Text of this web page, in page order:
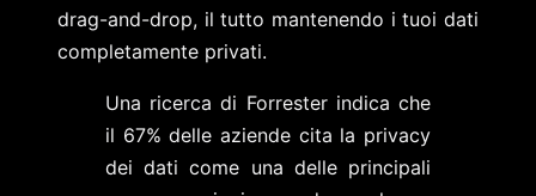
drag-and-drop, il tutto mantenendo i tuoi dati
completamente privati.
Una ricerca di Forrester indica che
il 67% delle aziende cita la privacy
dei dati come una delle principali